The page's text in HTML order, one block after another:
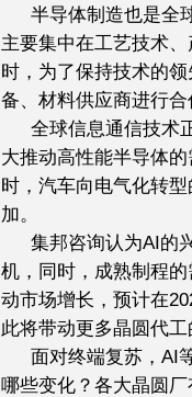
半导体制造也是全
主要集中在工艺技术
时，为了保持技术的
备、材料供应商进行合
全球信息通信技术
大推动高性能半导体
时，汽车向电气化转
加。
集邦咨询认为AI的
机，同时，成熟制程
动市场增长，预计在
此将带动更多晶圆代
面对终端复苏，AI
哪些变化？各大晶圆